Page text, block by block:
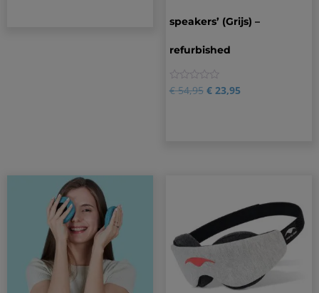
speakers’ (Grijs) –
refurbished
0
€54,95 €23,95